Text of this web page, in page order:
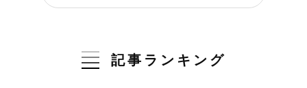
記事ランキング